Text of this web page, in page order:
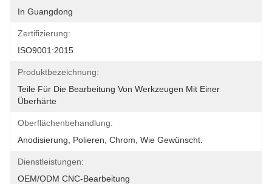
In Guangdong
Zertifizierung:
ISO9001:2015
Produktbezeichnung:
Teile Für Die Bearbeitung Von Werkzeugen Mit Einer
Überhärte
Oberflächenbehandlung:
Anodisierung, Polieren, Chrom, Wie Gewünscht.
Dienstleistungen:
OEM/ODM CNC-Bearbeitung